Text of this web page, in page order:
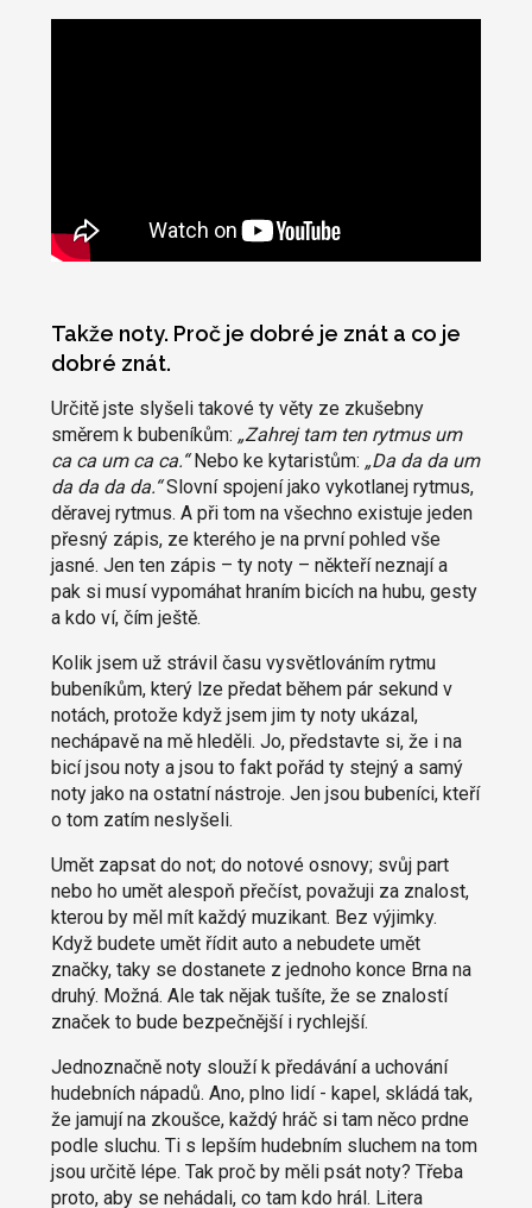
Takže noty. Proč je dobré je znát a co je
dobré znát.
Určitě jste slyšeli takové ty věty ze zkušebny
směrem k bubeníkům: „Zahrej tam ten rytmus um
ca ca um ca ca.“Nebo ke kytaristům: „Da da da um
da da da da.“Slovní spojení jako vykotlanej rytmus,
děravej rytmus. A při tom na všechno existuje jeden
přesný zápis, ze kterého je na první pohled vše
jasné. Jen ten zápis – ty noty – někteří neznají a
pak si musí vypomáhat hraním bicích na hubu, gesty
a kdo ví, čím ještě.
Kolik jsem už strávil času vysvětlováním rytmu
bubeníkům, který lze předat během pár sekund v
notách, protože když jsem jim ty noty ukázal,
nechápavě na mě hleděli. Jo, představte si, že i na
bicí jsou noty a jsou to fakt pořád ty stejný a samý
noty jako na ostatní nástroje. Jen jsou bubeníci, kteří
o tom zatím neslyšeli.
Umět zapsat do not; do notové osnovy; svůj part
nebo ho umět alespoň přečíst, považuji za znalost,
kterou by měl mít každý muzikant. Bez výjimky.
Když budete umět řídit auto a nebudete umět
značky, taky se dostanete z jednoho konce Brna na
druhý. Možná. Ale tak nějak tušíte, že se znalostí
značek to bude bezpečnější i rychlejší.
Jednoznačně noty slouží k předávání a uchování
hudebních nápadů. Ano, plno lidí - kapel, skládá tak,
že jamují na zkoušce, každý hráč si tam něco prdne
podle sluchu. Ti s lepším hudebním sluchem na tom
jsou určitě lépe. Tak proč by měli psát noty? Třeba
proto, aby se nehádali, co tam kdo hrál. Litera